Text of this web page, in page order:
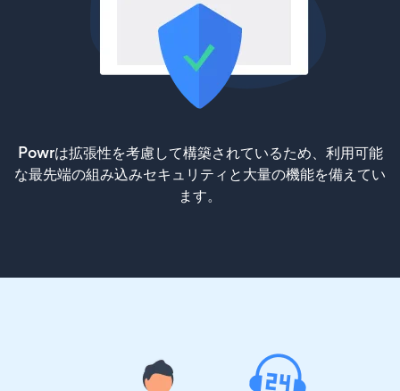
Powrは拡張性を考慮して構築されているため、利用可能
な最先端の組み込みセキュリティと大量の機能を備えてい
ます。